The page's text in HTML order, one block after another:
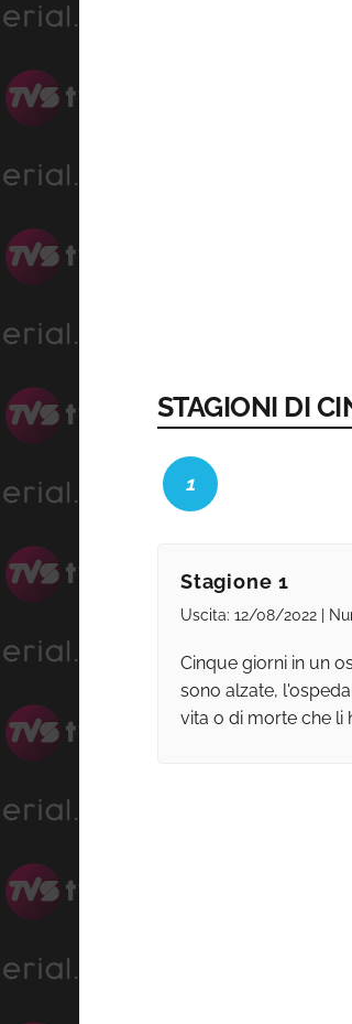
STAGIONI DI
1
Stagione 1
Uscita: 12/08/2022 |
Cinque giorni in un
sono alzate,
vita o di morte che li